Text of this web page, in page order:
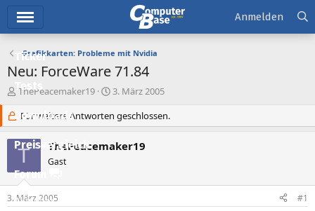
Ticker
Tests
Downloads
Preisvergleich
Forum
Aktuelles
Anmelden
Grafikkarten: Probleme mit Nvidia
Neu: ForceWare 71.84
E
s
t
e
l
e
ThePeacemaker19
E
s
t
e
l
m
3. März 2005
Für weitere Antworten geschlossen.
T ThePeacemaker19
Gast
3. März 2005 #1